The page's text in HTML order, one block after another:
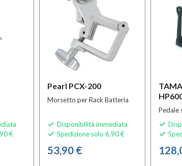
€
Pearl PCX-200
Morsetto per Rack Batteria
 Disponibilità immediata
 Spedizione solo 6,90 €
53,90 €
Pedale

